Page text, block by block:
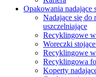
Opakowania nadające
Nadające się do
uszczelniające
Recyklingowe
Woreczki
Recyklingowe
Recyklingowa
Koperty